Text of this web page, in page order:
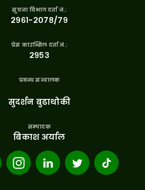
सूचना विभाग दर्ता नं.:
२९६१-२०७८/७९
प्रेस काउन्सिल दर्ता नं.:
२९५३
प्रबन्ध सन्चालक
सुदर्शन बुढाथोकी
सम्पादक
बिकाश अर्याल